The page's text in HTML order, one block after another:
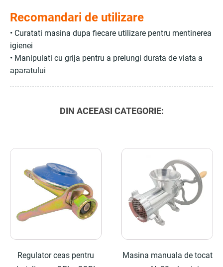
Recomandari de utilizare
• Curatati masina dupa fiecare utilizare pentru mentinerea
igienei
• Manipulati cu grija pentru a prelungi durata de viata a
aparatului
DIN ACEEASI CATEGORIE:
Regulator ceas pentru
Masina manuala de tocat